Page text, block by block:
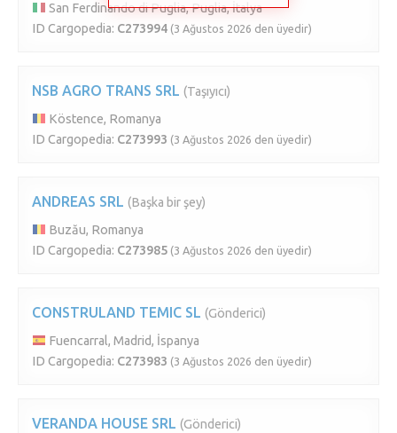
San Ferdinando di Puglia, Puglia, İtalya
ID Cargopedia: C273994 (3 Ağustos 2026 den üyedir)
NSB AGRO TRANS SRL (Taşıyıcı)
Köstence, Romanya
ID Cargopedia: C273993 (3 Ağustos 2026 den üyedir)
ANDREAS SRL (Başka bir şey)
Buzău, Romanya
ID Cargopedia: C273985 (3 Ağustos 2026 den üyedir)
CONSTRULAND TEMIC SL (Gönderici)
Fuencarral, Madrid, İspanya
ID Cargopedia: C273983 (3 Ağustos 2026 den üyedir)
VERANDA HOUSE SRL (Gönderici)